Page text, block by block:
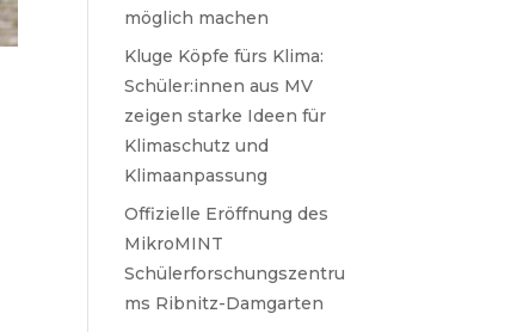
möglich machen
Kluge Köpfe fürs Klima:
Schüler:innen aus MV
zeigen starke Ideen für
Klimaschutz und
Klimaanpassung
Offizielle Eröffnung des
MikroMINT
Schülerforschungszentru
ms Ribnitz-Damgarten